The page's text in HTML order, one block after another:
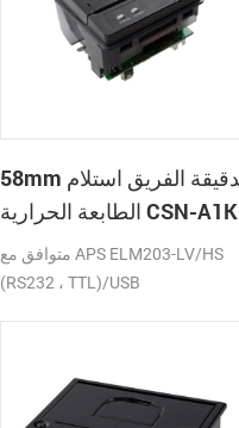
58mm الدقيقة الفريق استلام
الطابعة الحرارية CSN-A1K
متوافق مع APS ELM203-LV/HS
(RS232 ، TTL)/USB